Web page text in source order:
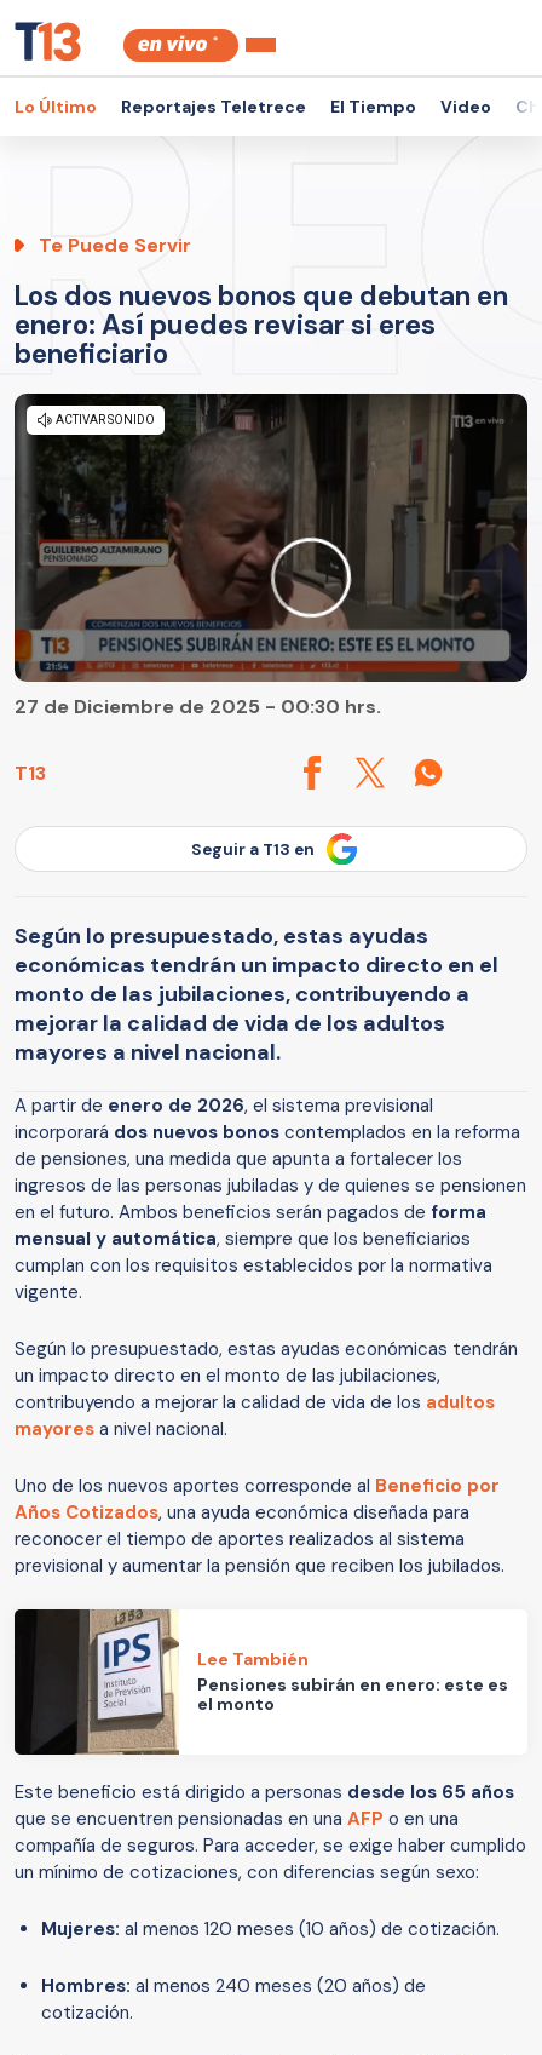
Lo Último Reportajes Teletrece El Tiempo Video
Te Puede Servir
Los dos nuevos bonos que debutan en
enero: Así puedes revisar si eres
beneficiario
T13
27 de Diciembre de 2025 - 00:30 hrs.
Seguir a T13 en
Según lo presupuestado, estas ayudas
económicas tendrán un impacto directo en el
monto de las jubilaciones, contribuyendo a
mejorar la calidad de vida de los adultos
mayores a nivel nacional.
A partir de enero de 2026, el sistema previsional
incorporará dos nuevos bonos contemplados en la reforma
de pensiones, una medida que apunta a fortalecer los
ingresos de las personas jubiladas y de quienes se pensionen
en el futuro. Ambos beneficios serán pagados de forma
mensual y automática, siempre que los beneficiarios
cumplan con los requisitos establecidos por la normativa
vigente.
Según lo presupuestado, estas ayudas económicas tendrán
un impacto directo en el monto de las jubilaciones,
contribuyendo a mejorar la calidad de vida de los adultos
mayores a nivel nacional.
Uno de los nuevos aportes corresponde al Beneficio por
Años Cotizados, una ayuda económica diseñada para
reconocer el tiempo de aportes realizados al sistema
previsional y aumentar la pensión que reciben los jubilados.
Lee También
Pensiones subirán en enero: este es
el monto
Este beneficio está dirigido a personas desde los 65 años
que se encuentren pensionadas en una AFP o en una
compañía de seguros. Para acceder, se exige haber cumplido
un mínimo de cotizaciones, con diferencias según sexo:
Mujeres: al menos 120 meses (10 años) de cotización.
Hombres: al menos 240 meses (20 años) de
cotización.